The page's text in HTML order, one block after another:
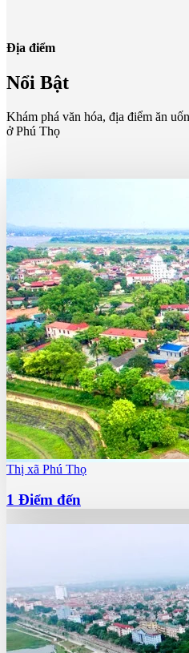
Địa điểm
Nổi Bật
Khám phá văn hóa, địa điểm ăn
ở Phú Thọ
Thị xã Phú Thọ
1 Điểm đến